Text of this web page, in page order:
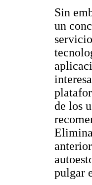
Sin
un
de los
pulgar